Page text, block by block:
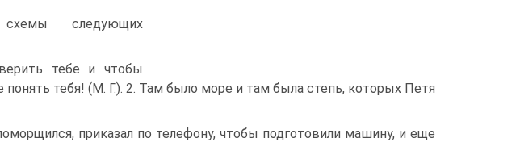
следующих
тебе и чтобы
тебя! (М. Г.). 2. Там было море и там была степь, которых Петя
приказал по телефону, чтобы подготовили машину, и еще